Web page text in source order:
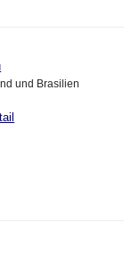
und Brasilien